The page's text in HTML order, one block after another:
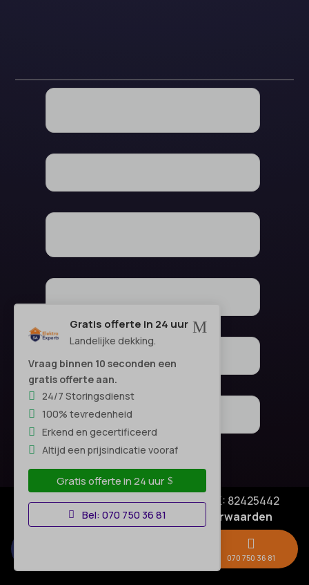
M
Gratis offerte in 24 uur
Landelijke dekking.
Vraag binnen 10 seconden een
gratis offerte aan.
24/7 Storingsdienst
100% tevredenheid
Erkend en gecertificeerd
Altijd een prijsindicatie vooraf
Gratis offerte in 24 uur
Bel: 070 750 36 81
© Copyright SA Elektro Experts - KVK: 82425442
Privacyverklaring|Algemene voorwaarden

070 750 36 81